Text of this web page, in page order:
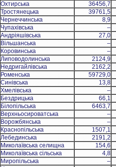
Охтирська
36456,7
Тростянецька
39761,5
Чернеччинська
8,9
Чупахівська
–
Андріяшівська
27,0
Вільшанська
–
Коровинська
–
Липоводолинська
2124,9
Недригайлівська
2162,2
Роменська
59729,0
Синівська
13,8
Хмелівська
–
Бездрицька
66,1
Білопільська
6463,7
Верхньосироватська
–
Ворожбянська
–
Краснопільська
1507,1
Лебединська
2191,2
Миколаївська селищна
154,6
Миколаївська сільська
4,8
Миропільська
–